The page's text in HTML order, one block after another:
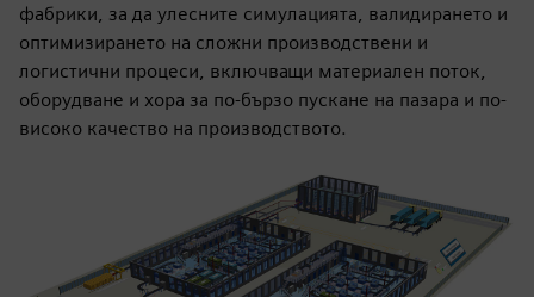
фабрики, за да улесните симулацията, валидирането и
оптимизирането на сложни производствени и
логистични процеси, включващи материален поток,
оборудване и хора за по-бързо пускане на пазара и по-
високо качество на производството.